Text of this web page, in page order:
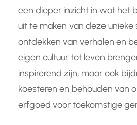
een dieper inzicht in wat het
uit te maken van deze unieke
ontdekken van verhalen en
eigen cultuur tot leven
inspirerend zijn, maar ook
koesteren en behouden van
erfgoed voor toekomstige